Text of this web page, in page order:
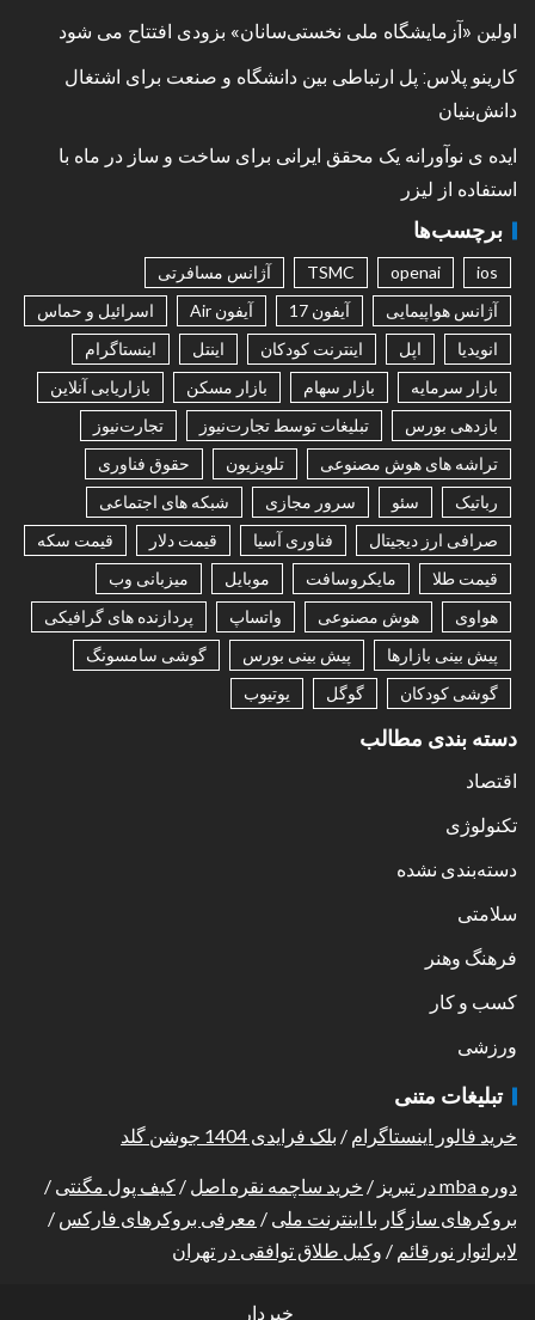
اولین «آزمایشگاه ملی نخستی‌سانان» بزودی افتتاح می شود
کارینو پلاس: پل ارتباطی بین دانشگاه و صنعت برای اشتغال
دانش‌بنیان
ایده ی نوآورانه یک محقق ایرانی برای ساخت و ساز در ماه با
استفاده از لیزر
برچسب‌ها
ios
openai
TSMC
آژانس مسافرتی
آژانس هواپیمایی
آیفون 17 آیفون Air
اسرائیل و حماس
انویدیا
اپل اینترنت کودکان اینتل
اینستاگرام
بازار سرمایه
بازار سهام بازار مسکن
بازاریابی آنلاین
بازدهی بورس
تبلیغات توسط تجارت‌نیوز
تجارت‌نیوز
تراشه های هوش مصنوعی
تلویزیون
حقوق فناوری
رباتیک
سئو سرور مجازی
شبکه های اجتماعی
صرافی ارز دیجیتال
فناوری آسیا قیمت دلار
قیمت سکه
قیمت طلا
مایکروسافت موبایل
میزبانی وب
هواوی
هوش مصنوعی واتساپ
پردازنده های گرافیکی
پیش بینی بازارها
پیش بینی بورس
گوشی سامسونگ
گوشی کودکان
گوگل یوتیوب
دسته بندی مطالب
اقتصاد
تکنولوژی
دسته‌بندی نشده
سلامتی
فرهنگ وهنر
کسب و کار
ورزشی
تبلیغات متنی
خرید فالور اینستاگرام / بلک فرایدی 1404 جوشن گلد
دوره mba در تبریز / خرید ساچمه نقره اصل / کیف پول مگنتی /
بروکرهای سازگار با اینترنت ملی / معرفی بروکرهای فارکس /
لابراتوار نورقائم / وکیل طلاق توافقی در تهران
خبردار